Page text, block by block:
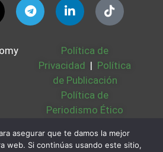
Política de
Privacidad | Política
de Publicación
Política de
Periodismo Ético
Bases Legales |
asegurar que te damos la mejor
web. Si continúas usando este sitio,